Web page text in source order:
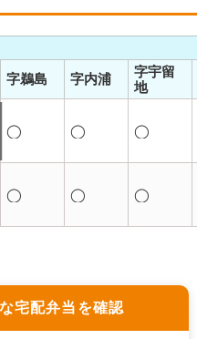
字鵜島 字内浦
字宇留
地
◯ ◯ ◯
◯ ◯ ◯
宅配弁当を確認